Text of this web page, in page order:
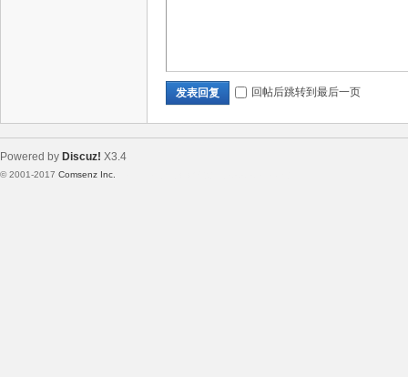
发表回复 回帖后跳转到最后一页
Powered by Discuz! X3.4
© 2001-2017 Comsenz Inc.